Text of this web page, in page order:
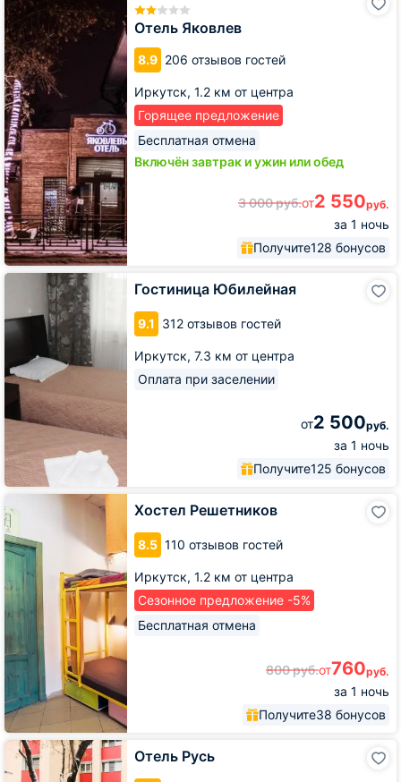
Отель Яковлев
8.9 206 отзывов гостей
Иркутск, 1.2 км от центра
Горящее предложение
Бесплатная отмена
Включён завтрак и ужин или обед
3 000руб.от2 550руб.
за 1 ночь
Получите128 бонусов
Яковлев
Гостиница Юбилейная
9.1 312 отзывов гостей
Иркутск, 7.3 км от центра
Оплата при заселении
от2 500руб.
за 1 ночь
Получите125 бонусов
Гостиница
Юбилейная
Хостел Решетников
8.5 110 отзывов гостей
Иркутск, 1.2 км от центра
Сезонное предложение -5%
Бесплатная отмена
800руб.от760руб.
за 1 ночь
Получите38 бонусов
Решетников
Отель Русь
Отель
Русь